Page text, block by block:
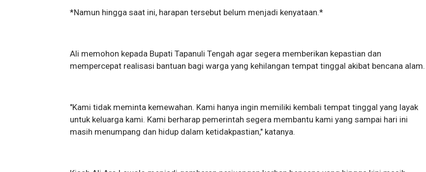
*Namun hingga saat ini, harapan tersebut belum menjadi kenyataan.*
Ali memohon kepada Bupati Tapanuli Tengah agar segera memberikan kepastian dan
mempercepat realisasi bantuan bagi warga yang kehilangan tempat tinggal akibat bencana alam.
"Kami tidak meminta kemewahan. Kami hanya ingin memiliki kembali tempat tinggal yang layak
untuk keluarga kami. Kami berharap pemerintah segera membantu kami yang sampai hari ini
masih menumpang dan hidup dalam ketidakpastian," katanya.